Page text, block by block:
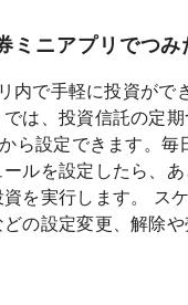
ミニアプリでつみ
内で手軽に投資がで
では、投資信託の定
ら設定できます。毎
ールを設定したら、
を実行します。 ス
の設定変更、解除